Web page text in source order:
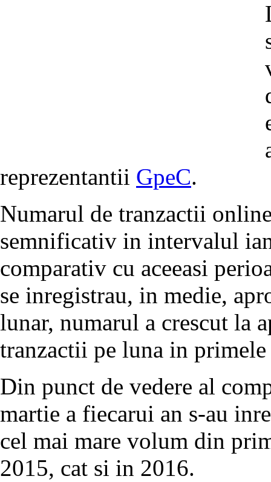
reprezentantii GpeC.
Numarul de tranzactii
semnificativ in intervalul
comparativ cu aceeasi
se inregistrau, in medie,
lunar, numarul a crescut la
tranzactii pe luna in
Din punct de vedere al
martie a fiecarui an s-au
cel mai mare volum din
2015, cat si in 2016.